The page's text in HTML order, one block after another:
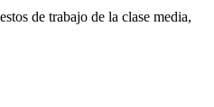
de trabajo de la clase media,